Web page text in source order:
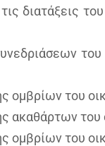
διατάξεις
ομβρίων του
ακαθάρτων
ομβρίων του